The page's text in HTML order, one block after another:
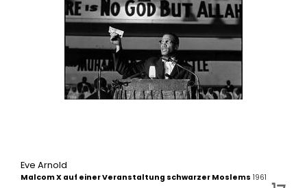
Eve Arnold
Malcom X auf einer Veranstaltung schwarzer Moslems 1961